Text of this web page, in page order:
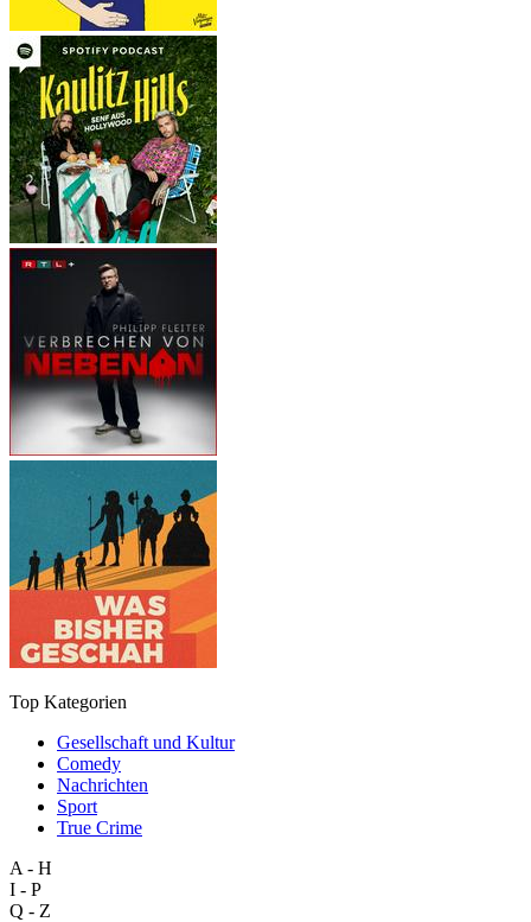
Top Kategorien
Gesellschaft und Kultur
Comedy
Nachrichten
Sport
True Crime
A - H
I - P
Q - Z